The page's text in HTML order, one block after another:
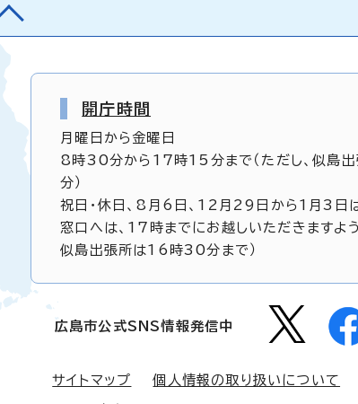
開庁時間
月曜日から金曜日
8時30分から17時15分まで（ただし、似島
分）
祝日・休日、8月6日、12月29日から1月3日
窓口へは、17時までにお越しいただきますよう
似島出張所は16時30分まで）
広島市公式SNS情報発信中
サイトマップ 個人情報の取り扱いについて